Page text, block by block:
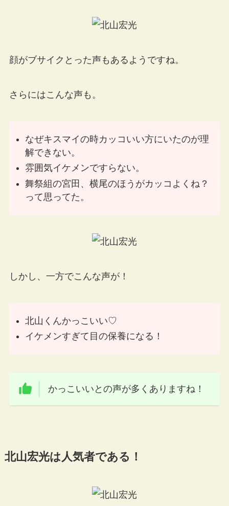
顔がブサイクとった声もあるようですね。
さらにはこんな声も。
なぜキスマイの時カッコいい方にいたのが理
解できない。
雰囲気イケメンですらない。
舞祭組の宮田、横尾のほうがカッコよくね？
って思ってた。
しかし、一方でこんな声が！
北山くんかっこいい♡
イケメンすぎて目の保養になる！
かっこいいとの声が多くありますね！
北山宏光は人気者である！